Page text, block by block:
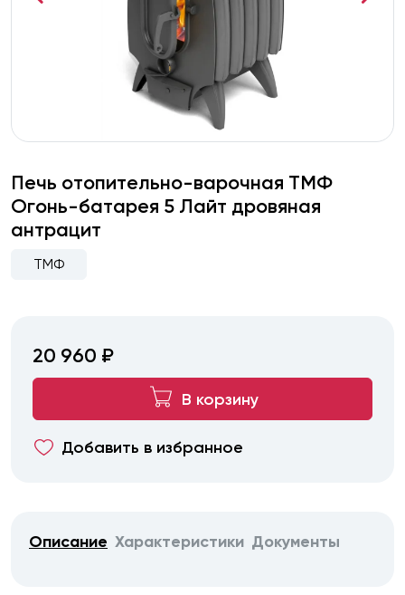
Печь отопительно-варочная ТМФ
Огонь-батарея 5 Лайт дровяная
антрацит
ТМФ
20 960 ₽
В корзину
Добавить в избранное
Описание Характеристики Документы